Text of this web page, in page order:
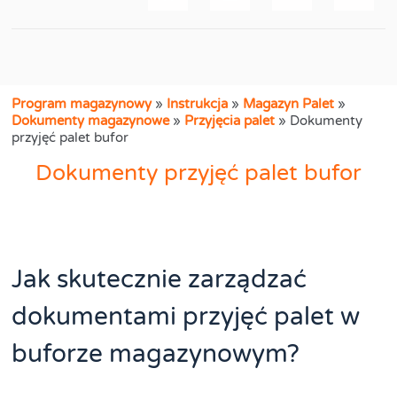
Program magazynowy» Instrukcja » Magazyn Palet »
Dokumenty magazynowe» Przyjęcia palet » Dokumenty
przyjęć palet bufor
Dokumenty przyjęć palet bufor
Jak skutecznie zarządzać
dokumentami przyjęć palet w
buforze magazynowym?